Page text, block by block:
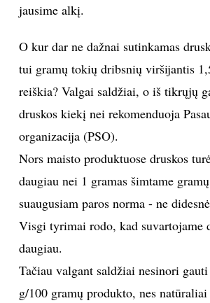
jausime alkį.
O kur dar ne dažnai sutinkamas
tui gramų tokių dribsnių viršijantis
reiškia? Valgai saldžiai, o iš tikrųjų
druskos kiekį nei rekomenduoja
organizacija (PSO).
Nors maisto produktuose druskos
daugiau nei 1 gramas šimtame
suaugusiam paros norma - ne
Visgi tyrimai rodo, kad suvartojame
daugiau.
Tačiau valgant saldžiai nesinori gauti
g/100 gramų produkto, nes